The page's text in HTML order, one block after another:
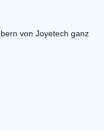
von Joyetech ganz